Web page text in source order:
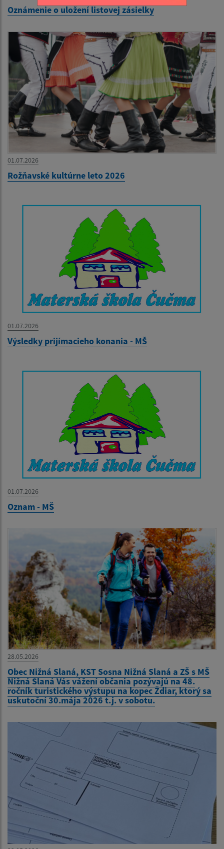
Oznámenie o uložení listovej zásielky
01.07.2026
Rožňavské kultúrne leto 2026
01.07.2026
Výsledky prijímacieho konania - MŠ
01.07.2026
Oznam - MŠ
28.05.2026
Obec Nižná Slaná, KST Sosna Nižná Slaná a ZŠ s MŠ
Nižná Slaná Vás vážení občania pozývajú na 48.
ročník turistického výstupu na kopec Ždiar, ktorý sa
uskutoční 30.mája 2026 t.j. v sobotu.